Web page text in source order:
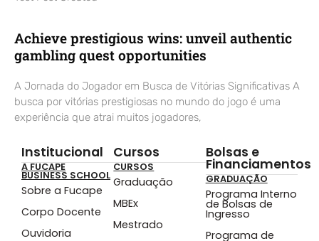
Achieve prestigious wins: unveil authentic
gambling quest opportunities
A Jornada do Jogador em Busca de Vitórias Significativas A
busca por vitórias prestigiosas no mundo do jogo é uma
experiência que atrai muitos jogadores,
Institucional
A FUCAPE
BUSINESS SCHOOL
Sobre a Fucape
Corpo Docente
Ouvidoria
Cursos
CURSOS
Graduação
MBEx
Mestrado
Bolsas e
Financiamentos
GRADUAÇÃO
Programa Interno
de Bolsas de
Ingresso
Programa de